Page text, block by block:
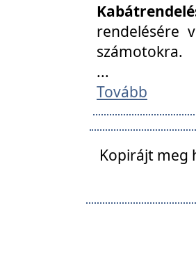
rendelésére
számotokra.
...
Tovább
Kopirájt meg